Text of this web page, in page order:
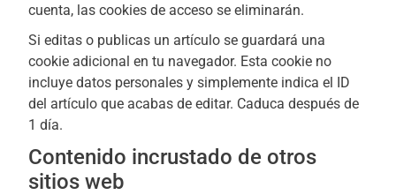
cuenta, las cookies de acceso se eliminarán.
Si editas o publicas un artículo se guardará una
cookie adicional en tu navegador. Esta cookie no
incluye datos personales y simplemente indica el ID
del artículo que acabas de editar. Caduca después de
1 día.
Contenido incrustado de otros
sitios web